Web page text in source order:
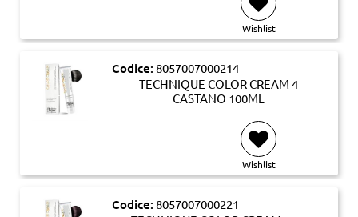
Wishlist
Codice: 8057007000214
TECHNIQUE COLOR CREAM 4
CASTANO 100ML
Wishlist
Codice: 8057007000221